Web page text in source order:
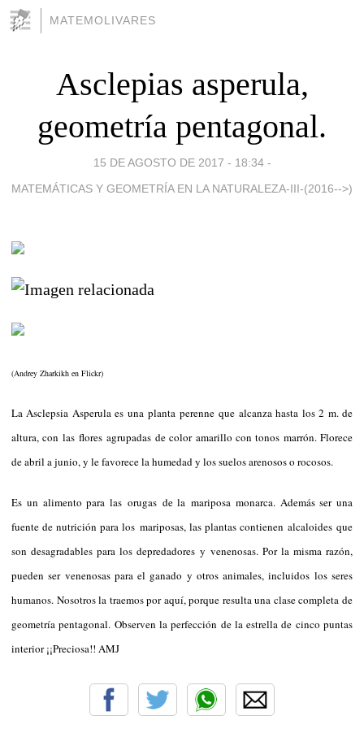
MATEMOLIVARES
Asclepias asperula,
geometría pentagonal.
15 DE AGOSTO DE 2017 - 18:34 -
MATEMÁTICAS Y GEOMETRÍA EN LA NATURALEZA-III-(2016-->)
(Andrey Zharkikh en Flickr)
La Asclepsia Asperula es una planta perenne que alcanza hasta los 2 m. de
altura, con las flores agrupadas de color amarillo con tonos marrón. Florece
de abril a junio, y le favorece la humedad y los suelos arenosos o rocosos.
Es un alimento para las orugas de la mariposa monarca. Además ser una
fuente de nutrición para los mariposas, las plantas contienen alcaloides que
son desagradables para los depredadores y venenosas. Por la misma razón,
pueden ser venenosas para el ganado y otros animales, incluidos los seres
humanos. Nosotros la traemos por aquí, porque resulta una clase completa de
geometría pentagonal. Observen la perfección de la estrella de cinco puntas
interior ¡¡Preciosa!! AMJ